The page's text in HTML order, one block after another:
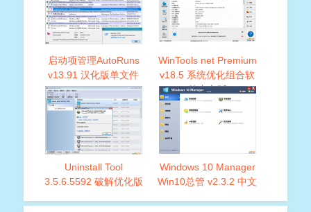
启动项管理AutoRuns
v13.91 汉化版单文件
WinTools net Premium
v18.5 系统优化组合软
件中文版
Uninstall Tool
3.5.6.5592 破解优化版
Windows 10 Manager
Win10总管 v2.3.2 中文